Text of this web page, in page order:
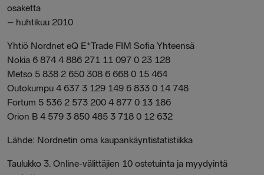
osaketta
– huhtikuu 2010
Yhtiö Nordnet eQ E*Trade FIM Sofia Yhteensä
Nokia 6 874 4 886 271 11 097 0 23 128
Metso 5 838 2 650 308 6 668 0 15 464
Outokumpu 4 637 3 129 149 6 833 0 14 748
Fortum 5 536 2 573 200 4 877 0 13 186
Orion B 4 579 3 850 485 3 718 0 12 632
Lähde: Nordnetin oma kaupankäyntistatistiikka
Taulukko 3. Online-välittäjien 10 ostetuinta ja myydyintä